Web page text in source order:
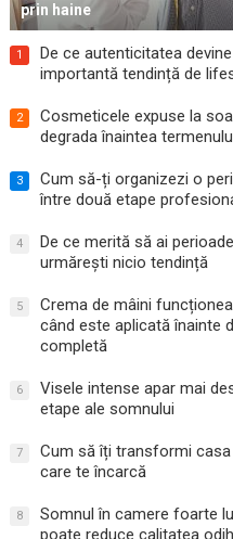
prin haine
1
De ce autenticitatea
importantă tendință de
2
Cosmeticele expuse la
degrada înaintea
3
Cum să-ți organizezi o
între două etape
4
De ce merită să ai
urmărești nicio tendință
5
Crema de mâini
când este aplicată înainte
completă
6
Visele intense apar mai
etape ale somnului
7
Cum să îți transformi
care te încarcă
8
Somnul în camere foarte
poate reduce calitatea